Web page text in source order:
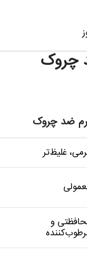
چروک
ضد چروک
غلیظ‌تر
و